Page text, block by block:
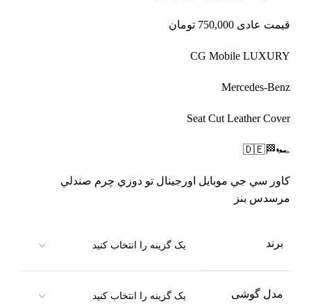
قیمت عادی 750,000 تومان
CG Mobile LUXURY
Mercedes-Benz
Seat Cut Leather Cover
🏎🏁🇩🇪
كاور سي جي موبايل اورجينال تو دوزي چرم صندلي
مرسدس بنز
برند
مدل گوشی